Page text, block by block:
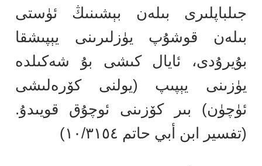
جىلباپلىرى بىلەن بېشىنىڭ ئۈستى
بىلەن قوشۇپ يۈزلىرىنى يېپىشقا
بۇيرۇدى، ئايال كىشى بۇ شەكىلدە
يۈزىنى يېپىپ (يولنى كۆرەلىشى
ئۈچۈن) بىر كۆزىنى ئوچۇق قويىدۇ.
(تفسير ابن أبي حاتم ١٠/٣١٥٤)